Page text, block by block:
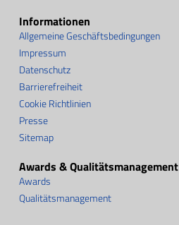
Informationen
Allgemeine Geschäftsbedingungen
Impressum
Datenschutz
Barrierefreiheit
Cookie Richtlinien
Presse
Sitemap
Awards & Qualitätsmanagement
Awards
Qualitätsmanagement